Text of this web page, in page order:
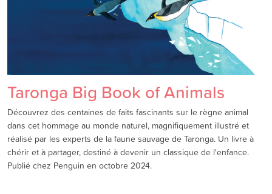
Taronga Big Book of Animals
Découvrez des centaines de faits fascinants sur le règne animal
dans cet hommage au monde naturel, magnifiquement illustré et
réalisé par les experts de la faune sauvage de Taronga. Un livre à
chérir et à partager, destiné à devenir un classique de l'enfance.
Publié chez Penguin en octobre 2024.